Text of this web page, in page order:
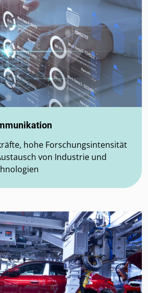
hohe Forschungsintensität
von Industrie und